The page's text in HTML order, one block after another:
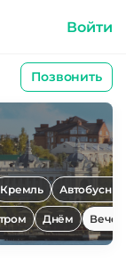
Позвонить
Войти
Кремль
Днём